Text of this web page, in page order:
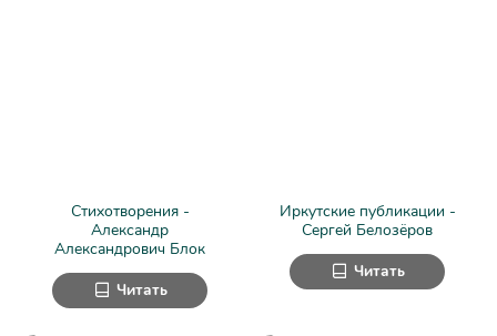
Стихотворения -
Александр
Александрович Блок
Читать
Иркутские публикации -
Сергей Белозёров
Читать